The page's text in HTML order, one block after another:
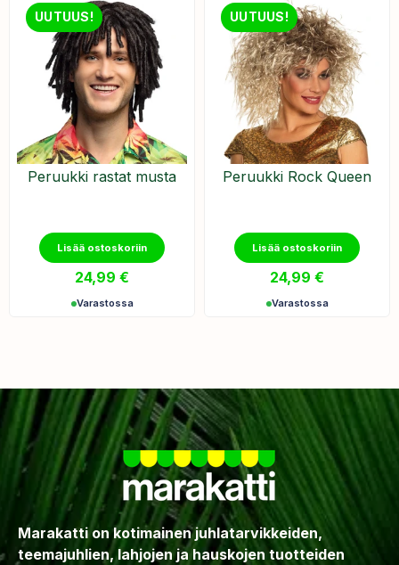
UUTUUS!
Peruukki rastat musta
Lisää ostoskoriin
24,99 €
Varastossa
UUTUUS!
Peruukki Rock Queen
Lisää ostoskoriin
24,99 €
Varastossa
Marakatti on kotimainen juhlatarvikkeiden,
teemajuhlien, lahjojen ja hauskojen tuotteiden